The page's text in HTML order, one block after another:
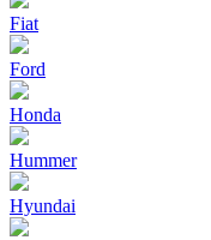
Fiat
Ford
Honda
Hummer
Hyundai